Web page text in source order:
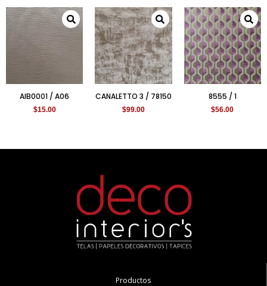
AIB0001 / A06
$15.00
CANALETTO 3 / 78150
$99.00
8555 / 1
$56.00
Productos